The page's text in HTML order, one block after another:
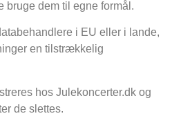
bruge dem til egne formål.
i EU eller i lande,
en tilstrækkelig
hos Julekoncerter.dk og
de slettes.